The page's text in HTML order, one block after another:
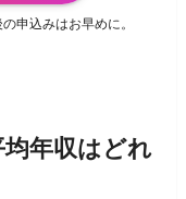
申込みはお早めに。
年収はどれ